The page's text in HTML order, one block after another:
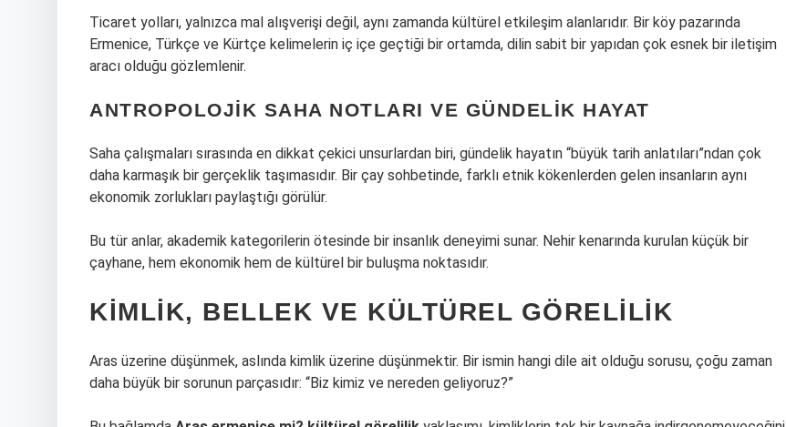
Ticaret yolları, yalnızca mal alışverişi değil, aynı zamanda kültürel etkileşim alanlarıdır. Bir köy pazarında
Ermenice, Türkçe ve Kürtçe kelimelerin iç içe geçtiği bir ortamda, dilin sabit bir yapıdan çok esnek bir iletişim
aracı olduğu gözlemlenir.
ANTROPOLOJIK SAHA NOTLARI VE GÜNDELIK HAYAT
Saha çalışmaları sırasında en dikkat çekici unsurlardan biri, gündelik hayatın “büyük tarih anlatıları”ndan çok
daha karmaşık bir gerçeklik taşımasıdır. Bir çay sohbetinde, farklı etnik kökenlerden gelen insanların aynı
ekonomik zorlukları paylaştığı görülür.
Bu tür anlar, akademik kategorilerin ötesinde bir insanlık deneyimi sunar. Nehir kenarında kurulan küçük bir
çayhane, hem ekonomik hem de kültürel bir buluşma noktasıdır.
KIMLIK, BELLEK VE KÜLTÜREL GÖRELILIK
Aras üzerine düşünmek, aslında kimlik üzerine düşünmektir. Bir ismin hangi dile ait olduğu sorusu, çoğu zaman
daha büyük bir sorunun parçasıdır: “Biz kimiz ve nereden geliyoruz?”